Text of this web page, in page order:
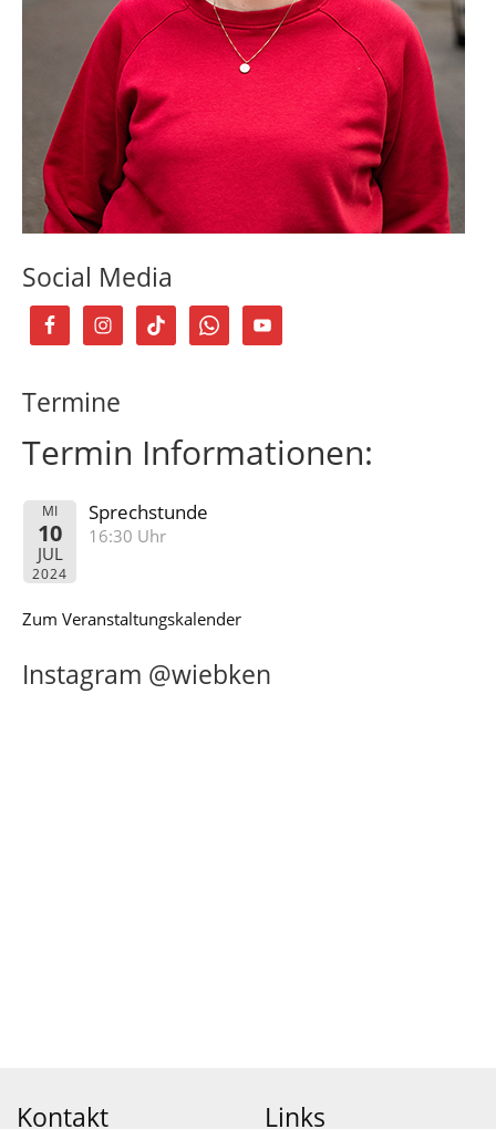
Social Media
Termine
Termin Informationen:
MI
10
JUL
2024
Sprechstunde
16:30 Uhr
Zum Veranstaltungskalender
Instagram @wiebken
Kontakt Links